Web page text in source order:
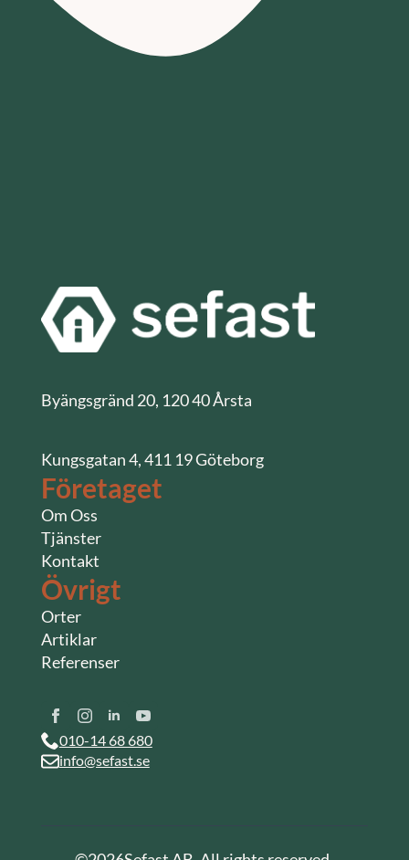
Byängsgränd 20, 120 40 Årsta
Kungsgatan 4, 411 19 Göteborg
Företaget
Om Oss
Tjänster
Kontakt
Övrigt
Orter
Artiklar
Referenser
010-14 68 680
info@sefast.se